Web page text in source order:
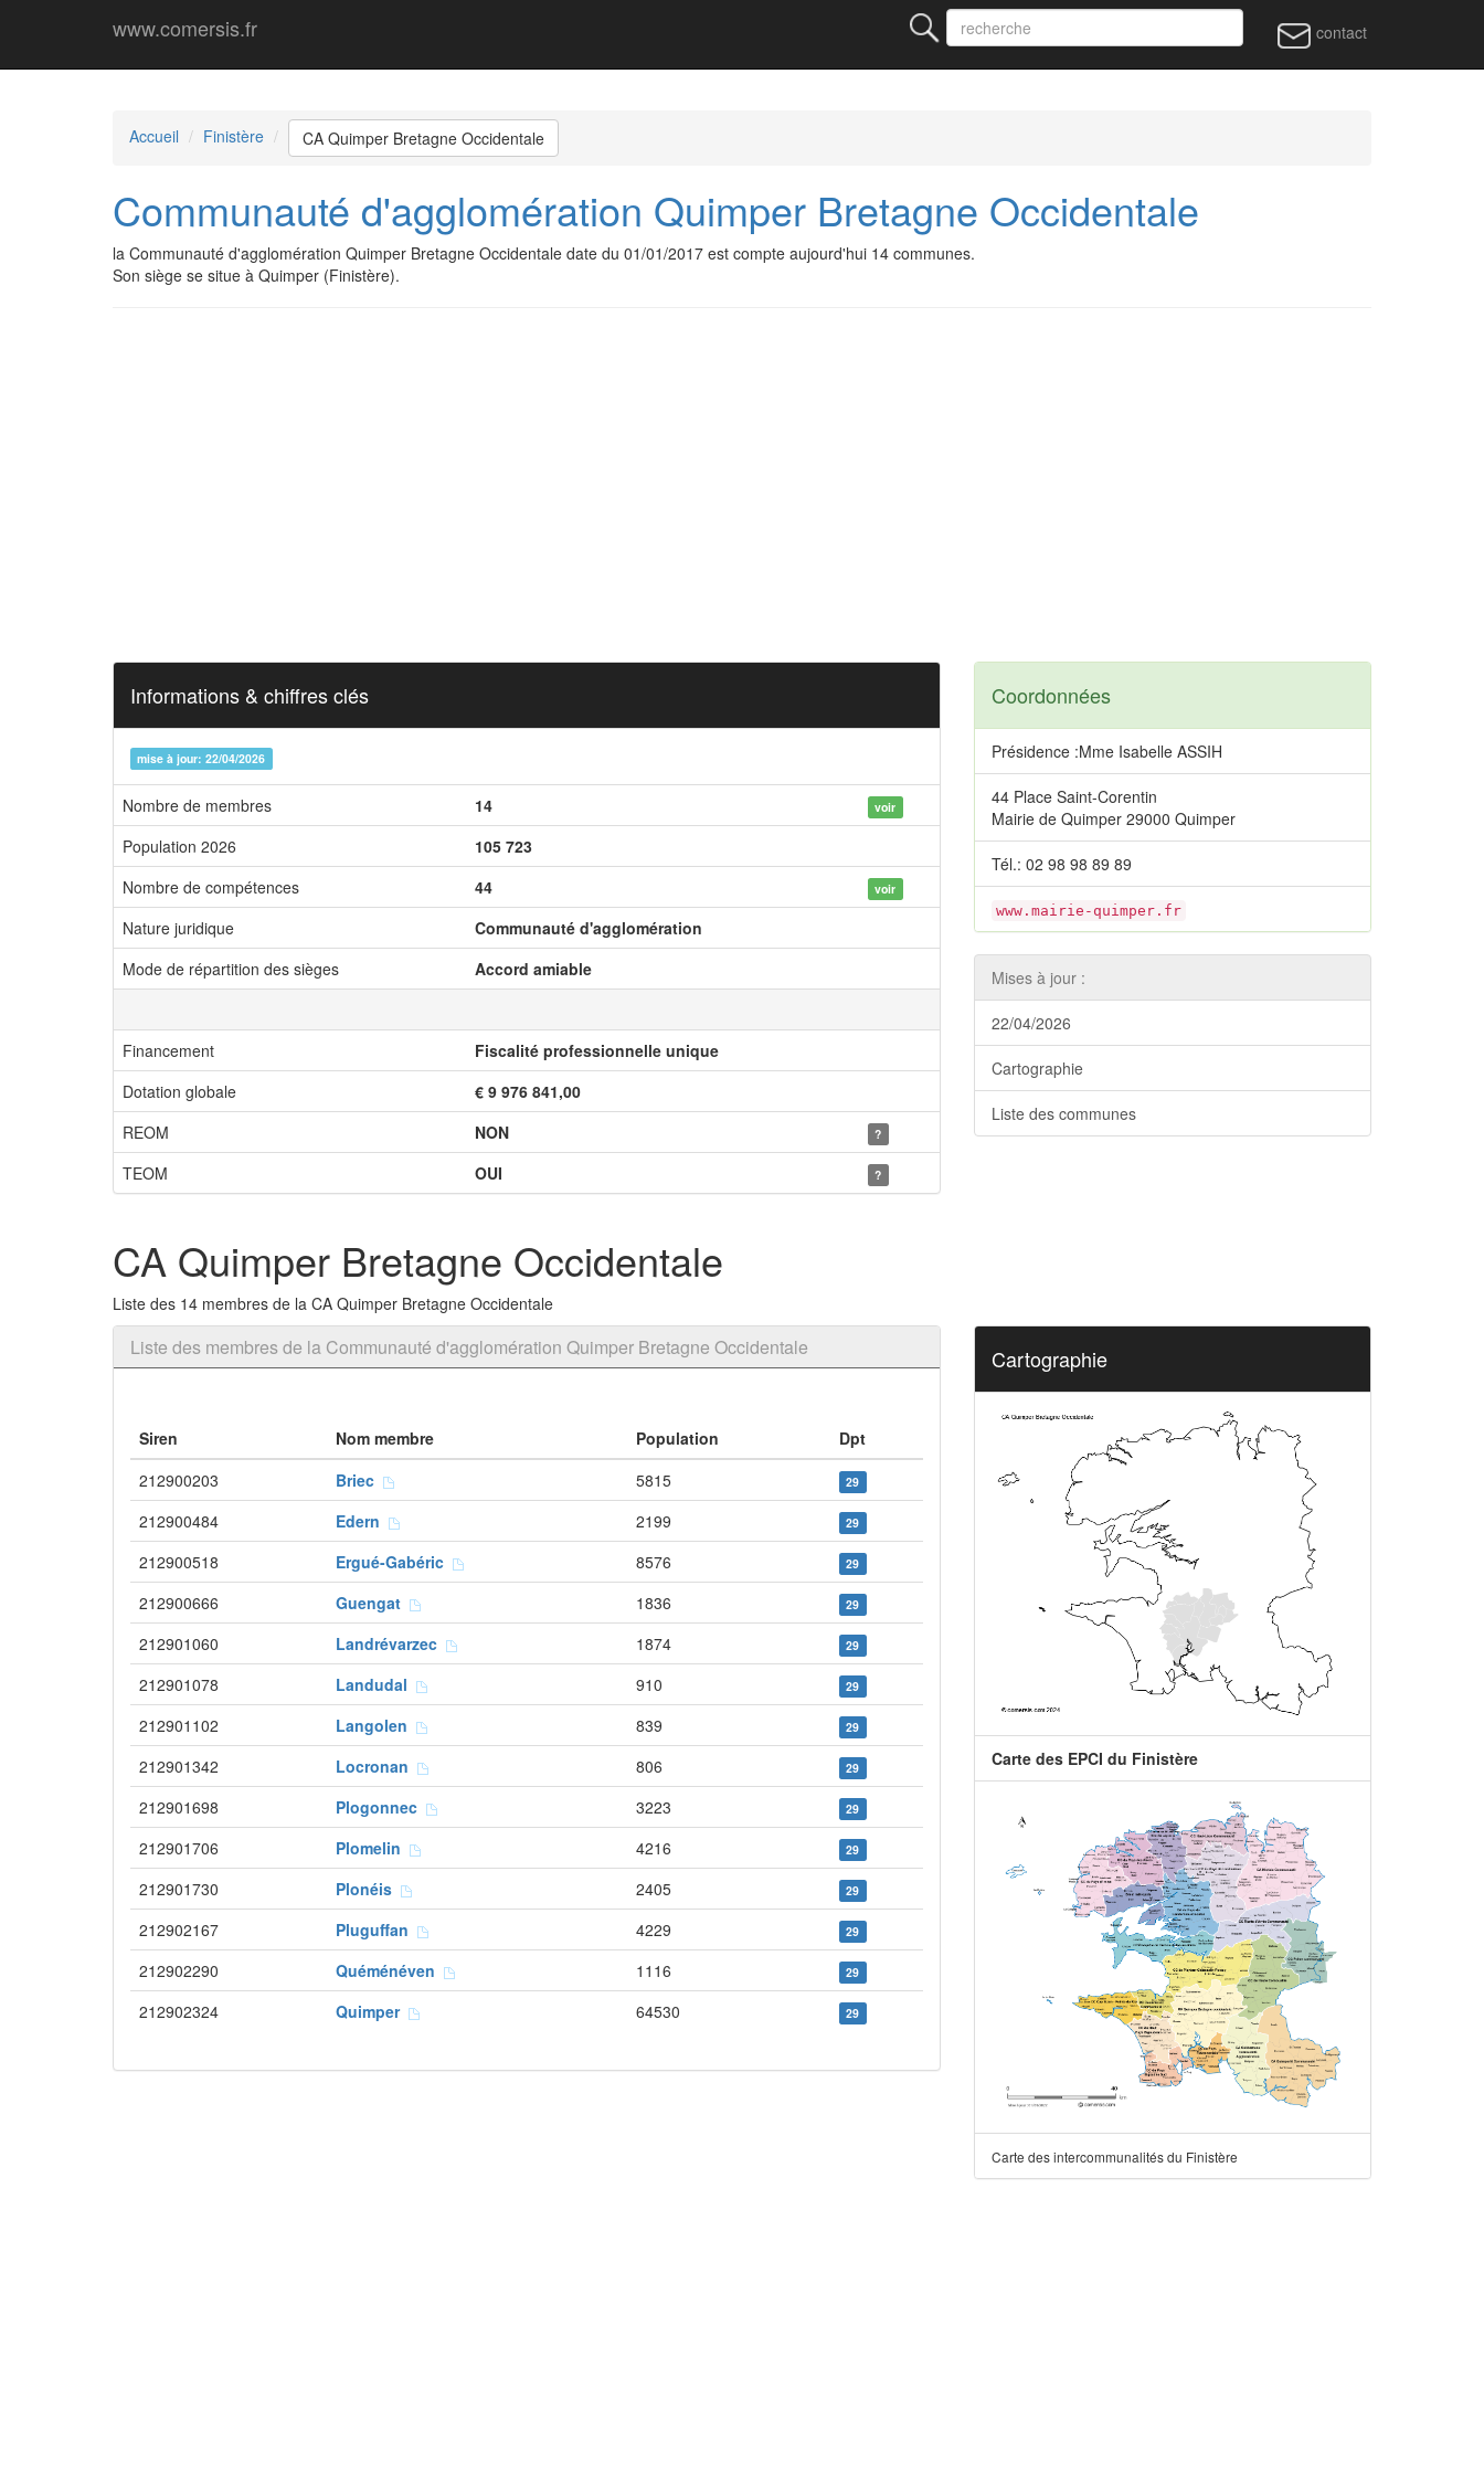
www.comersis.fr contact
Accueil Finistère CA Quimper Bretagne Occidentale
Communauté d'agglomération Quimper Bretagne Occidentale
la Communauté d'agglomération Quimper Bretagne Occidentale date du 01/01/2017 est compte aujourd'hui 14 communes.
Son siège se situe à Quimper (Finistère).
Informations & chiffres clés
mise à jour: 22/04/2026
Nombre de membres 14 voir
Population 2026
105 723
Nombre de compétences
44 voir
Nature juridique
Communauté d'agglomération
Mode de répartition des sièges
Accord amiable
Financement
Fiscalité professionnelle unique
Dotation globale
€ 9 976 841,00
REOM
NON ?
TEOM OUI ?
Coordonnées
Présidence :Mme Isabelle ASSIH
44 Place Saint-Corentin
Mairie de Quimper 29000 Quimper
Tél.: 02 98 98 89 89
www.mairie-quimper.fr
Mises à jour :
22/04/2026
Cartographie
Liste des communes
CA Quimper Bretagne Occidentale
Liste des 14 membres de la CA Quimper Bretagne Occidentale
Liste des membres de la Communauté d'agglomération Quimper Bretagne Occidentale
Siren Nom membre Population
Dpt
212900203
Briec 5815 29
212900484 Edern 2199 29
212900518 Ergué-Gabéric 8576 29
212900666 Guengat 1836 29
212901060 Landrévarzec 1874 29
212901078 Landudal 910 29
212901102 Langolen 839 29
212901342 Locronan 806 29
212901698 Plogonnec 3223 29
212901706 Plomelin 4216 29
212901730 Plonéis 2405 29
212902167 Pluguffan 4229 29
212902290 Quéménéven 1116 29
212902324 Quimper 64530 29
Cartographie
Carte des EPCI du Finistère
Carte des intercommunalités du Finistère